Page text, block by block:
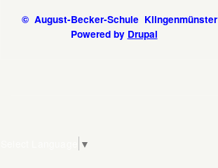
© August-Becker-Schule Klingenmünster
Powered by Drupal
▼